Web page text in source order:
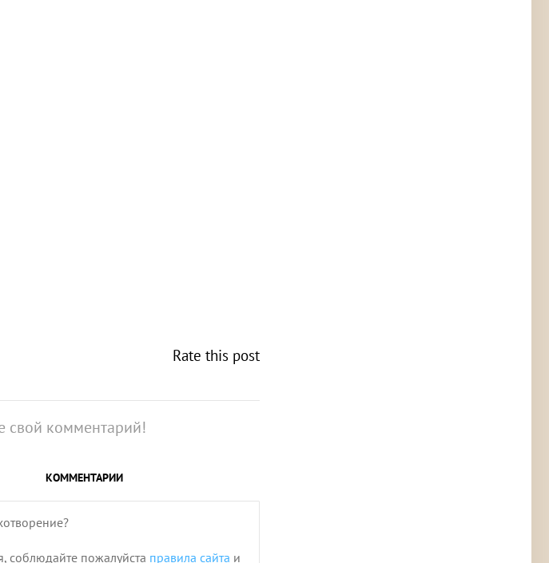
Rate this post
свой комментарий!
КОММЕНТАРИИ
соблюдайте пожалуйста правила сайта и